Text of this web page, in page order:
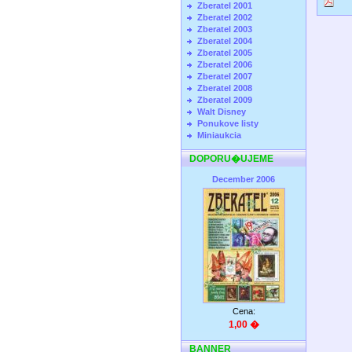
Zberatel 2001
Zberatel 2002
Zberatel 2003
Zberatel 2004
Zberatel 2005
Zberatel 2006
Zberatel 2007
Zberatel 2008
Zberatel 2009
Walt Disney
Ponukove listy
Miniaukcia
DOPORU�UJEME
December 2006
Cena:
1,00 �
BANNER